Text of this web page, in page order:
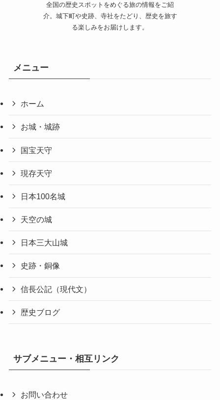
全国の歴史スポットをめぐる旅の情報をご紹
介。城下町や史跡、寺社をたどり、歴史を旅す
る楽しみをお届けします。
メニュー
ホーム
お城・城跡
国宝天守
現存天守
日本100名城
天空の城
日本三大山城
史跡・銅像
信長公記（現代文）
歴史ブログ
サブメニュー・相互リンク
お問い合わせ